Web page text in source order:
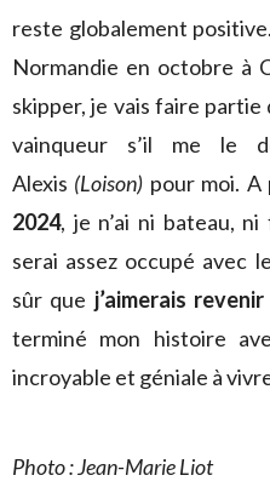
reste globalement
Normandie en octobre à
skipper, je vais faire
vainqueur s’il me le
Alexis (Loison) pour moi. A
2024, je n’ai ni bateau,
serai assez occupé avec
sûr que j’aimerais
terminé mon histoire
incroyable et géniale à
Photo : Jean-Marie Liot